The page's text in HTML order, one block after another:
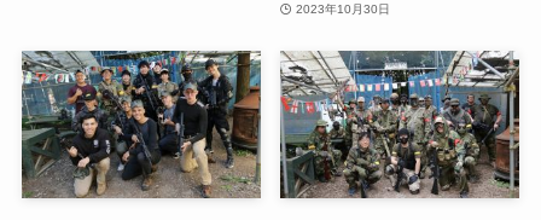
2023年10月30日